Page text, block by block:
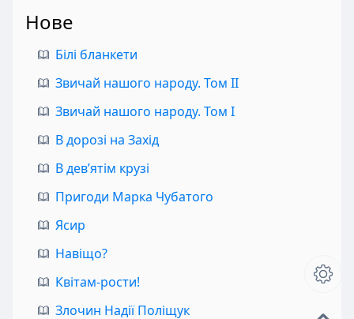
Нове
Білі бланкети
Звичай нашого народу. Том II
Звичай нашого народу. Том I
В дорозі на Захід
В дев’ятім крузі
Пригоди Марка Чубатого
Ясир
Навіщо?
Квітам-рости!
Злочин Надії Поліщук